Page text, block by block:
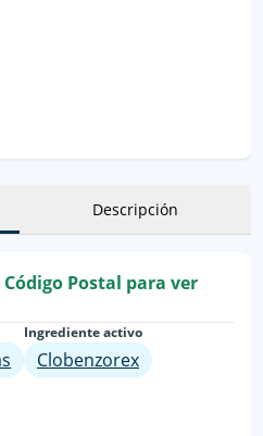
Descripción
Código Postal para ver
Ingrediente activo
Clobenzorex